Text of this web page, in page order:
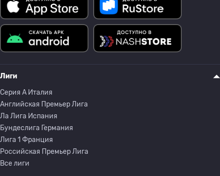
Лиги
Серия A Италия
Английская Премьер Лига
Ла Лига Испания
Бундеслига Германия
Лига 1 Франция
Российская Премьер Лига
Все лиги